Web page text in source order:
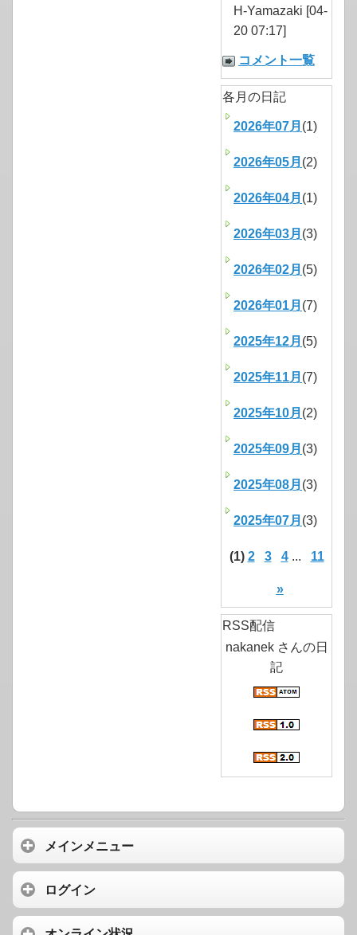
H-Yamazaki [04-
20 07:17]
コメント一覧
各月の日記
2026年07月 (1)
2026年05月 (2)
2026年04月 (1)
2026年03月 (3)
2026年02月 (5)
2026年01月 (7)
2025年12月 (5)
2025年11月 (7)
2025年10月 (2)
2025年09月 (3)
2025年08月 (3)
2025年07月 (3)
(1) 2 3 4... 11
»
RSS配信
nakanek さんの日
記
メインメニュー
ログイン